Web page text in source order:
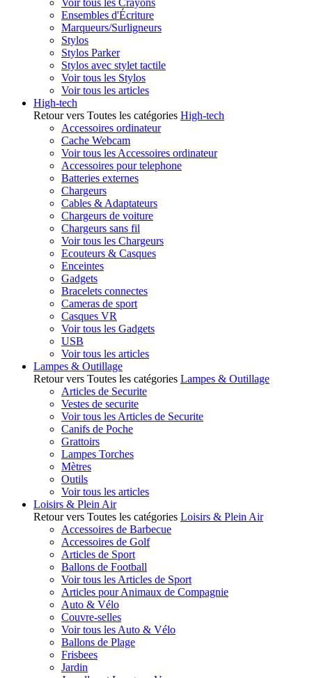
Voir tous les Crayons
Ensembles d'Écriture
Marqueurs/Surligneurs
Stylos
Stylos Parker
Stylos avec stylet tactile
Voir tous les Stylos
Voir tous les articles
High-tech
Retour vers Toutes les catégories High-tech
Accessoires ordinateur
Cache Webcam
Voir tous les Accessoires ordinateur
Accessoires pour telephone
Batteries externes
Chargeurs
Cables & Adaptateurs
Chargeurs de voiture
Chargeurs sans fil
Voir tous les Chargeurs
Ecouteurs & Casques
Enceintes
Gadgets
Bracelets connectes
Cameras de sport
Casques VR
Voir tous les Gadgets
USB
Voir tous les articles
Lampes & Outillage
Retour vers Toutes les catégories Lampes & Outillage
Articles de Securite
Vestes de securite
Voir tous les Articles de Securite
Canifs de Poche
Grattoirs
Lampes Torches
Mètres
Outils
Voir tous les articles
Loisirs & Plein Air
Retour vers Toutes les catégories Loisirs & Plein Air
Accessoires de Barbecue
Accessoires de Golf
Articles de Sport
Ballons de Football
Voir tous les Articles de Sport
Articles pour Animaux de Compagnie
Auto & Vélo
Couvre-selles
Voir tous les Auto & Vélo
Ballons de Plage
Frisbees
Jardin